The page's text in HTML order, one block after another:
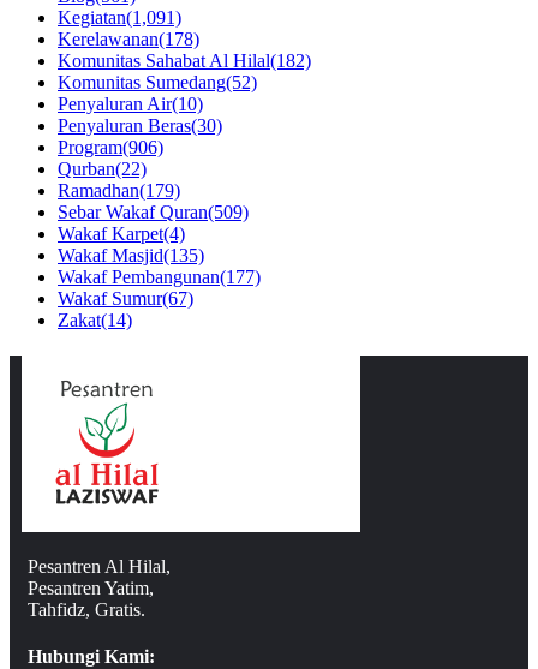
Kegiatan(1,091)
Kerelawanan(178)
Komunitas Sahabat Al Hilal(182)
Komunitas Sumedang(52)
Penyaluran Air(10)
Penyaluran Beras(30)
Program(906)
Qurban(22)
Ramadhan(179)
Sebar Wakaf Quran(509)
Wakaf Karpet(4)
Wakaf Masjid(135)
Wakaf Pembangunan(177)
Wakaf Sumur(67)
Zakat(14)
Pesantren Al Hilal,
Pesantren Yatim,
Tahfidz, Gratis.
Hubungi Kami: